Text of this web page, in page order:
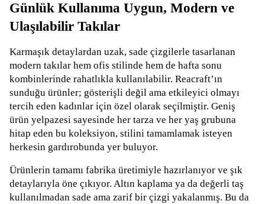
Günlük Kullanıma Uygun, Modern ve
Ulaşılabilir Takılar
Karmaşık detaylardan uzak, sade çizgilerle tasarlanan
modern takılar hem ofis stilinde hem de hafta sonu
kombinlerinde rahatlıkla kullanılabilir. Reacraft’ın
sunduğu ürünler; gösterişli değil ama etkileyici olmayı
tercih eden kadınlar için özel olarak seçilmiştir. Geniş
ürün yelpazesi sayesinde her tarza ve her yaş grubuna
hitap eden bu koleksiyon, stilini tamamlamak isteyen
herkesin gardırobunda yer buluyor.
Ürünlerin tamamı fabrika üretimiyle hazırlanıyor ve şık
detaylarıyla öne çıkıyor. Altın kaplama ya da değerli taş
kullanılmadan sade ama zarif bir çizgi yakalanmış. Bu da